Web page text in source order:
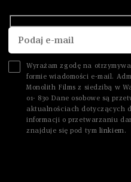
Wyrażam zgodę na
formie wiadomości e-mail.
Monolith Films z siedzibą w
01- 830 Dane osobowe są
aktualnościach dotyczących
informacji o przetwarzaniu
znajduje się pod tym linkiem.